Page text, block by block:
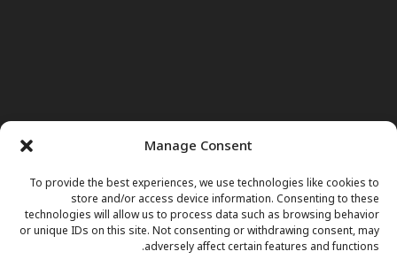
Manage Consent
To provide the best experiences, we use technologies like cookies to
store and/or access device information. Consenting to these
technologies will allow us to process data such as browsing behavior
or unique IDs on this site. Not consenting or withdrawing consent, may
adversely affect certain features and functions.